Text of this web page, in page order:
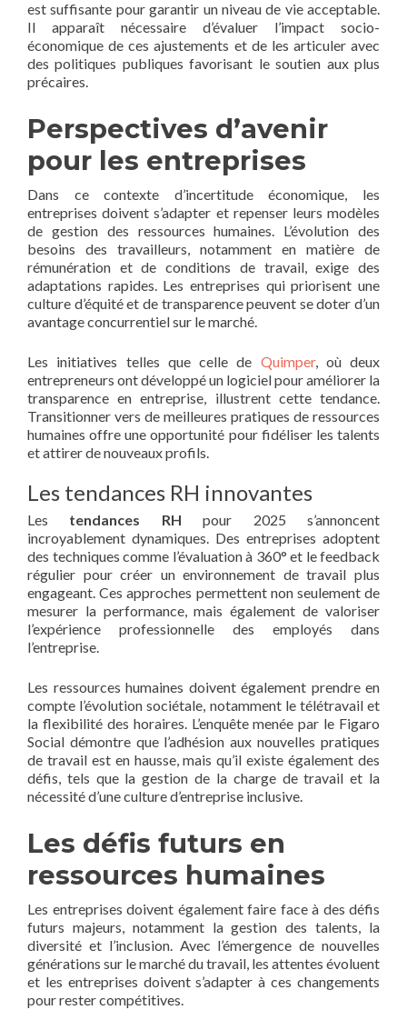
est suffisante pour garantir un niveau de vie acceptable.
Il apparaît nécessaire d’évaluer l’impact socio-
économique de ces ajustements et de les articuler avec
des politiques publiques favorisant le soutien aux plus
précaires.
Perspectives d’avenir
pour les entreprises
Dans ce contexte d’incertitude économique, les
entreprises doivent s’adapter et repenser leurs modèles
de gestion des ressources humaines. L’évolution des
besoins des travailleurs, notamment en matière de
rémunération et de conditions de travail, exige des
adaptations rapides. Les entreprises qui priorisent une
culture d’équité et de transparence peuvent se doter d’un
avantage concurrentiel sur le marché.
Les initiatives telles que celle de Quimper, où deux
entrepreneurs ont développé un logiciel pour améliorer la
transparence en entreprise, illustrent cette tendance.
Transitionner vers de meilleures pratiques de ressources
humaines offre une opportunité pour fidéliser les talents
et attirer de nouveaux profils.
Les tendances RH innovantes
Les tendances RH pour 2025 s’annoncent
incroyablement dynamiques. Des entreprises adoptent
des techniques comme l’évaluation à 360° et le feedback
régulier pour créer un environnement de travail plus
engageant. Ces approches permettent non seulement de
mesurer la performance, mais également de valoriser
l’expérience professionnelle des employés dans
l’entreprise.
Les ressources humaines doivent également prendre en
compte l’évolution sociétale, notamment le télétravail et
la flexibilité des horaires. L’enquête menée par le Figaro
Social démontre que l’adhésion aux nouvelles pratiques
de travail est en hausse, mais qu’il existe également des
défis, tels que la gestion de la charge de travail et la
nécessité d’une culture d’entreprise inclusive.
Les défis futurs en
ressources humaines
Les entreprises doivent également faire face à des défis
futurs majeurs, notamment la gestion des talents, la
diversité et l’inclusion. Avec l’émergence de nouvelles
générations sur le marché du travail, les attentes évoluent
et les entreprises doivent s’adapter à ces changements
pour rester compétitives.